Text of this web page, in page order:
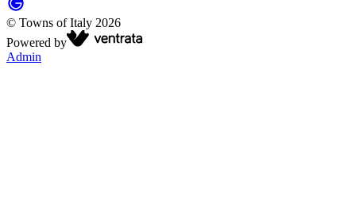
© Towns of Italy 2026
Powered by
Admin